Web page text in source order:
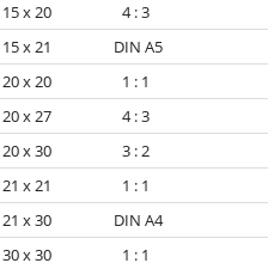
15 x 20 4 : 3
15 x 21 DIN A5
20 x 20 1 : 1
20 x 27 4 : 3
20 x 30 3 : 2
21 x 21 1 : 1
21 x 30 DIN A4
30 x 30 1 : 1